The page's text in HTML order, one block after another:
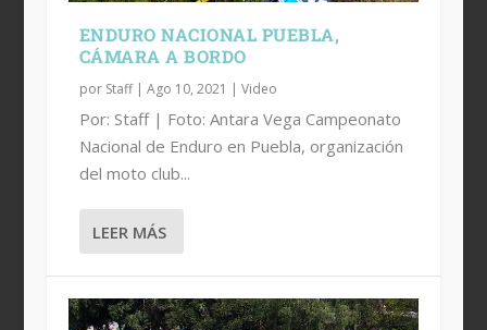
ENDURO NACIONAL PUEBLA,
CÁMARA A BORDO
por Staff| Ago 10, 2021 | Video
Por: Staff | Foto: Antara Vega Campeonato
Nacional de Enduro en Puebla, organización
del moto club...
LEER MÁS